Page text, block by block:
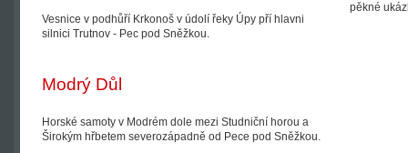
Vesnice v podhůří Krkonoš v údolí řeky Úpy pří hlavni
silnici Trutnov - Pec pod Sněžkou.
Modrý Důl
Horské samoty v Modrém dole mezi Studniční horou a
Širokým hřbetem severozápadně od Pece pod Sněžkou.
pěkné